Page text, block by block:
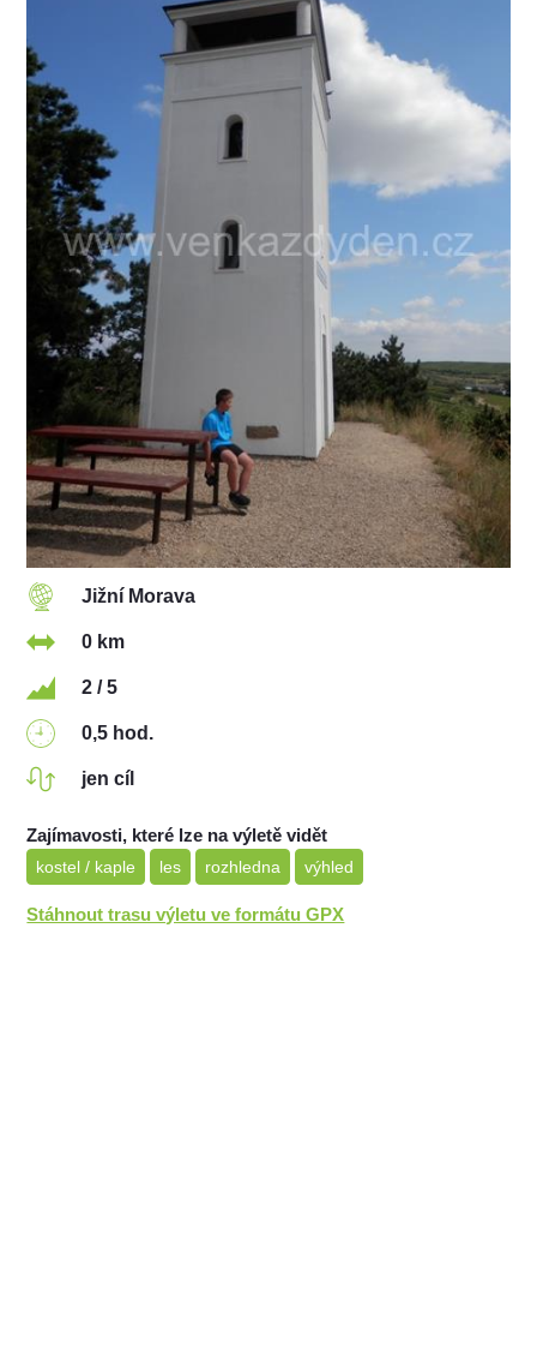
Jižní Morava
0 km
2 / 5
0,5 hod.
jen cíl
Zajímavosti, které lze na výletě vidět
kostel / kaple les rozhledna výhled
Stáhnout trasu výletu ve formátu GPX